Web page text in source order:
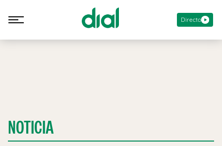
Directo
NOTICIA